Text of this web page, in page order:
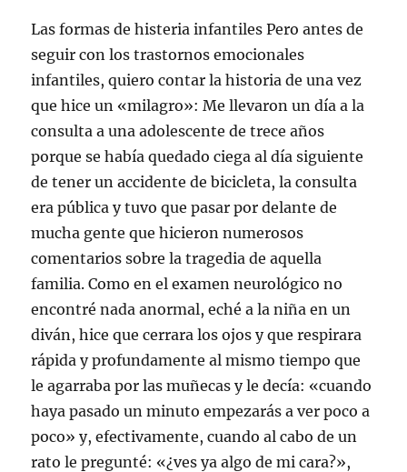
Las formas de histeria infantiles Pero antes de
seguir con los trastornos emocionales
infantiles, quiero contar la historia de una vez
que hice un «milagro»: Me llevaron un día a la
consulta a una adolescente de trece años
porque se había quedado ciega al día siguiente
de tener un accidente de bicicleta, la consulta
era pública y tuvo que pasar por delante de
mucha gente que hicieron numerosos
comentarios sobre la tragedia de aquella
familia. Como en el examen neurológico no
encontré nada anormal, eché a la niña en un
diván, hice que cerrara los ojos y que respirara
rápida y profundamente al mismo tiempo que
le agarraba por las muñecas y le decía: «cuando
haya pasado un minuto empezarás a ver poco a
poco» y, efectivamente, cuando al cabo de un
rato le pregunté: «¿ves ya algo de mi cara?»,